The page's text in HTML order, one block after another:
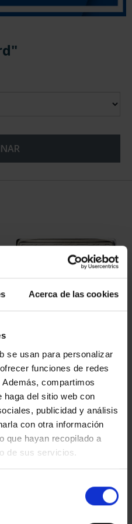
Acerca de las cookies
se usan para personalizar
funciones de redes
compartimos
haga del sitio web con
publicidad y análisis
con otra información
que hayan recopilado a
de sus servicios.
PICASSO (2023) ONZA
"CORRIDA DE TOROS"
163,00 €